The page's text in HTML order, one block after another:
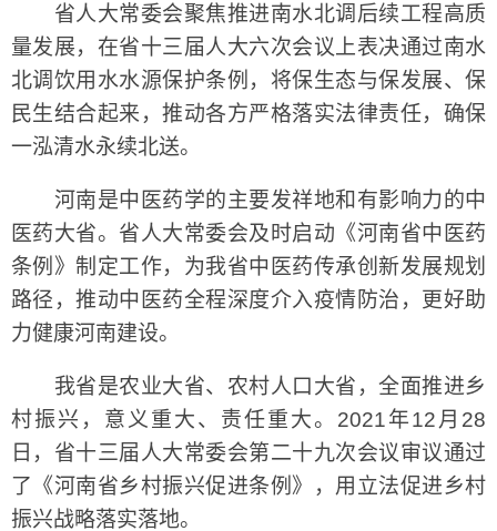
省人大常委会聚焦推进南水北调后续工程高质
量发展，在省十三届人大六次会议上表决通过南水
北调饮用水水源保护条例，将保生态与保发展、保
民生结合起来，推动各方严格落实法律责任，确保
一泓清水永续北送。
河南是中医药学的主要发祥地和有影响力的中
医药大省。省人大常委会及时启动《河南省中医药
条例》制定工作，为我省中医药传承创新发展规划
路径，推动中医药全程深度介入疫情防治，更好助
力健康河南建设。
我省是农业大省、农村人口大省，全面推进乡
村振兴，意义重大、责任重大。2021年12月28
日，省十三届人大常委会第二十九次会议审议通过
了《河南省乡村振兴促进条例》，用立法促进乡村
振兴战略落实落地。